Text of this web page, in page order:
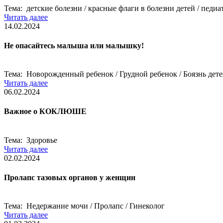
Тема: детские болезни / красные флаги в болезни детей /
Читать далее
14.02.2024
Не опасайтесь малыша или малышку!
Тема: Новорожденный ребенок / Грудной ребенок / Боязнь
Читать далее
06.02.2024
Важное о КОКЛЮШЕ
Тема: Здоровье
Читать далее
02.02.2024
Пролапс тазовых органов у женщин
Тема: Недержание мочи / Пролапс / Гинеколог
Читать далее